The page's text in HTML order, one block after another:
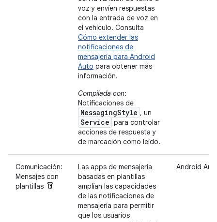
voz y envíen respuestas
con la entrada de voz en
el vehículo. Consulta
Cómo extender las
notificaciones de
mensajería para Android
Auto para obtener más
información.
Compilada con:
Notificaciones de
MessagingStyle , un
Service para controlar
acciones de respuesta y
de marcación como leído.
Comunicación:
Mensajes con
plantillas labs
Las apps de mensajería
basadas en plantillas
amplían las capacidades
de las notificaciones de
mensajería para permitir
que los usuarios
Android